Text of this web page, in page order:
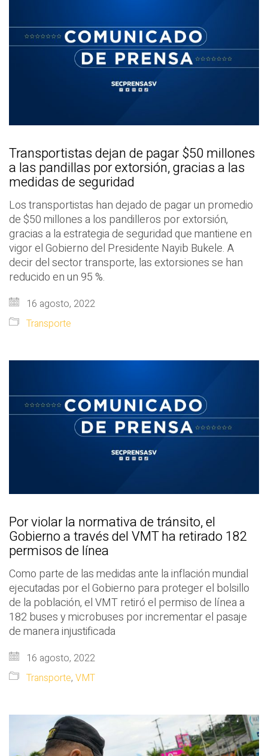
Transportistas dejan de pagar $50 millones
a las pandillas por extorsión, gracias a las
medidas de seguridad
Los transportistas han dejado de pagar un promedio
de $50 millones a los pandilleros por extorsión,
gracias a la estrategia de seguridad que mantiene en
vigor el Gobierno del Presidente Nayib Bukele. A
decir del sector transporte, las extorsiones se han
reducido en un 95 %.
16 agosto, 2022
Transporte
Por violar la normativa de tránsito, el
Gobierno a través del VMT ha retirado 182
permisos de línea
Como parte de las medidas ante la inflación mundial
ejecutadas por el Gobierno para proteger el bolsillo
de la población, el VMT retiró el permiso de línea a
182 buses y microbuses por incrementar el pasaje
de manera injustificada
16 agosto, 2022
Transporte, VMT